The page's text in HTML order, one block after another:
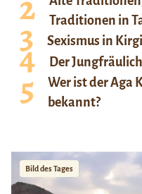
Traditionen in
Sexismus in
Der
Wer ist der Aga
bekannt?
Bild des Tages